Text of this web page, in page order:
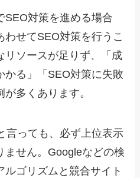
SEO対策を進める場合
わせてSEO対策を行うこ
リソースが足りず、「成
かる」「SEO対策に失敗
多くあります。
言っても、必ず上位表示
ません。Googleなどの検
ゴリズムと競合サイト